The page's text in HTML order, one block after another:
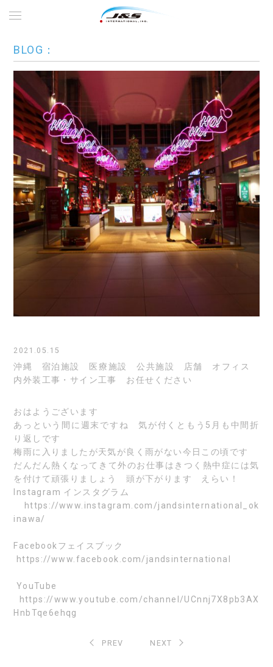
BLOG：
2021.05.15
沖縄 宿泊施設 医療施設 公共施設 店舗 オフィス
内外装工事・サイン工事 お任せください
おはようございます
あっという間に週末ですね 気が付くともう5月も中間折
り返しです
梅雨に入りましたが天気が良く雨がない今日この頃です
だんだん熱くなってきて外のお仕事はきつく熱中症には気
を付けて頑張りましょう 頭が下がります えらい！
Instagram インスタグラム
https://www.instagram.com/jandsinternational_ok
inawa/
Facebookフェイスブック
https://www.facebook.com/jandsinternational
YouTube
https://www.youtube.com/channel/UCnnj7X8pb3AX
HnbTqe6ehqg
PREV NEXT